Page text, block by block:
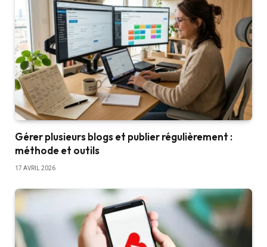
Gérer plusieurs blogs et publier régulièrement :
méthode et outils
17 AVRIL 2026